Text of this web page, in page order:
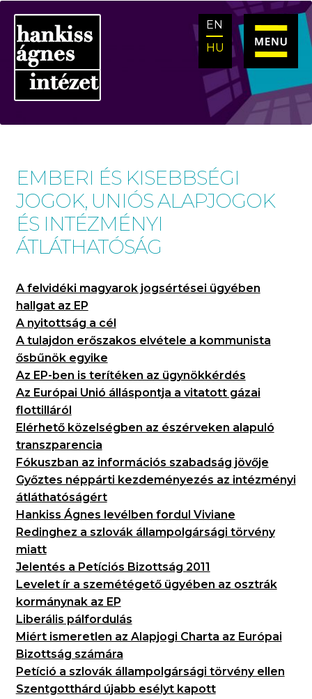
EN
HU
a
navigációhoz
a
tartalomba
EMBERI ÉS KISEBBSÉGI
JOGOK, UNIÓS ALAPJOGOK
ÉS INTÉZMÉNYI
ÁTLÁTHATÓSÁG
A felvidéki magyarok jogsértései ügyében
hallgat az EP
A nyitottság a cél
A tulajdon erőszakos elvétele a kommunista
ősbűnök egyike
Az EP-ben is terítéken az ügynökkérdés
Az Európai Unió álláspontja a vitatott gázai
flottilláról
Elérhető közelségben az észérveken alapuló
transzparencia
Fókuszban az információs szabadság jövője
Győztes néppárti kezdeményezés az intézményi
átláthatóságért
Hankiss Ágnes levélben fordul Viviane
Redinghez a szlovák állampolgársági törvény
miatt
Jelentés a Petíciós Bizottság 2011
Levelet ír a szemétégető ügyében az osztrák
kormánynak az EP
Liberális pálfordulás
Miért ismeretlen az Alapjogi Charta az Európai
Bizottság számára
Petíció a szlovák állampolgársági törvény ellen
Szentgotthárd újabb esélyt kapott